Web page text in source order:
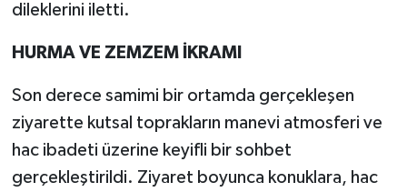
dileklerini iletti.
HURMA VE ZEMZEM İKRAMI
Son derece samimi bir ortamda gerçekleşen
ziyarette kutsal toprakların manevi atmosferi ve
hac ibadeti üzerine keyifli bir sohbet
gerçekleştirildi. Ziyaret boyunca konuklara, hac